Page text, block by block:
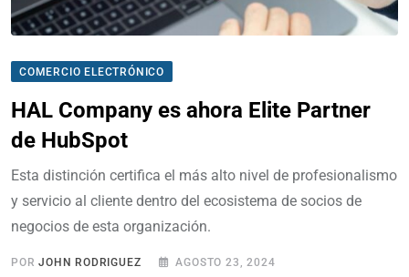
COMERCIO ELECTRÓNICO
HAL Company es ahora Elite Partner
de HubSpot
Esta distinción certifica el más alto nivel de profesionalismo
y servicio al cliente dentro del ecosistema de socios de
negocios de esta organización.
PORJOHN RODRIGUEZ AGOSTO 23, 2024